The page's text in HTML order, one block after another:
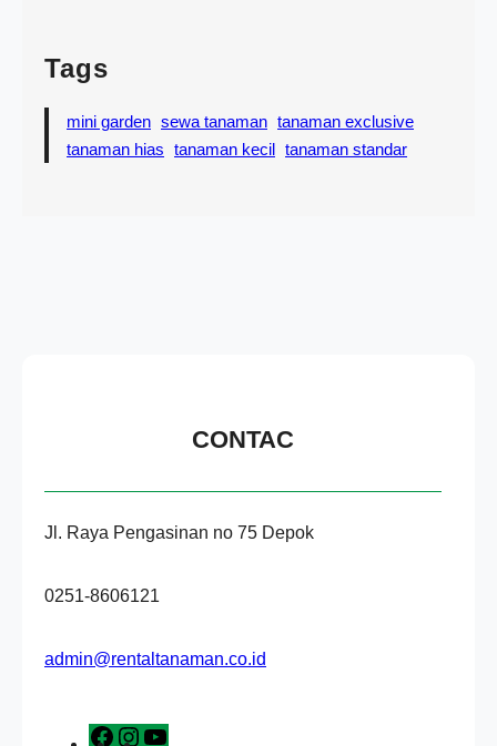
Tags
mini garden sewa tanaman tanaman exclusive
tanaman hias
tanaman kecil tanaman standar
CONTAC
Jl. Raya Pengasinan no 75 Depok
0251-8606121
admin@rentaltanaman.co.id
F
I